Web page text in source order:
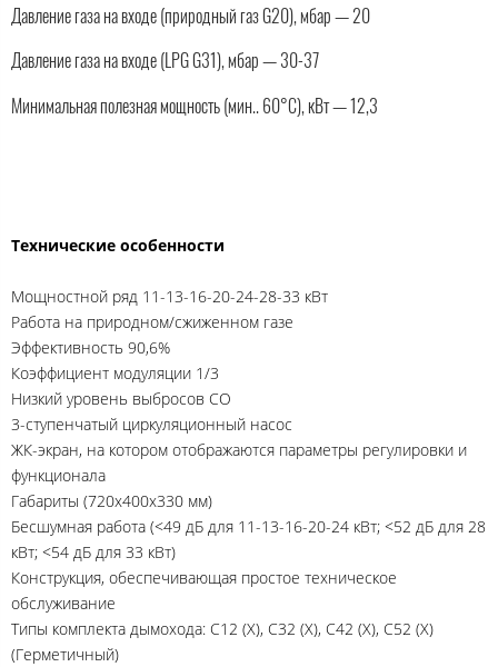
Давление газа на входе (природный газ G20), мбар — 20
Давление газа на входе (LPG G31), мбар — 30-37
Минимальная полезная мощность (мин.. 60°C), кВт — 12,3
Технические особенности
Мощностной ряд 11-13-16-20-24-28-33 кВт
Работа на природном/сжиженном газе
Эффективность 90,6%
Коэффициент модуляции 1/3
Низкий уровень выбросов СО
3-ступенчатый циркуляционный насос
ЖК-экран, на котором отображаются параметры регулировки и
функционала
Габариты (720х400х330 мм)
Бесшумная работа (<49 дБ для 11-13-16-20-24 кВт; <52 дБ для 28
кВт; <54 дБ для 33 кВт)
Конструкция, обеспечивающая простое техническое
обслуживание
Типы комплекта дымохода: С12 (Х), С32 (Х), С42 (Х), С52 (Х)
(Герметичный)